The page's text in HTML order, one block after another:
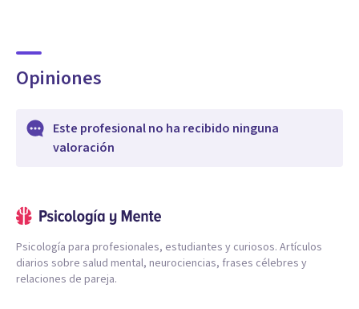
Opiniones
Este profesional no ha recibido ninguna
valoración
Psicología para profesionales, estudiantes y curiosos. Artículos
diarios sobre salud mental, neurociencias, frases célebres y
relaciones de pareja.